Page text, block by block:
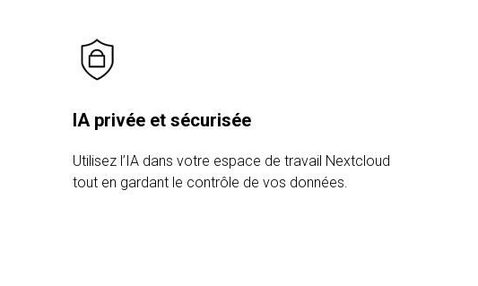
IA privée et sécurisée
Utilisez l’IA dans votre espace de travail Nextcloud
tout en gardant le contrôle de vos données.